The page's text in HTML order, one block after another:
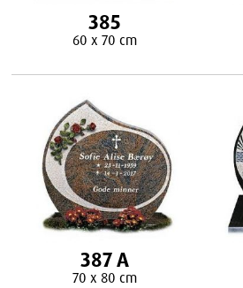
385
60 x 70 cm
387 A
70 x 80 cm